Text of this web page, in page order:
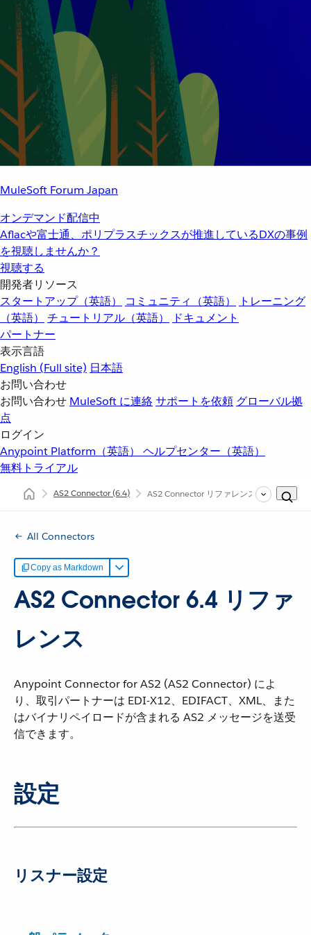
MuleSoft Forum Japan
オンデマンド配信中
Aflacや富士通、ポリプラスチックスが推進しているDXの事例
を視聴しませんか？
視聴する
開発者リソース
スタートアップ（英語）
コミュニティ（英語）
トレーニング
（英語）
チュートリアル（英語）
ドキュメント
パートナー
表示言語
English (Full site) 日本語
お問い合わせ
お問い合わせ MuleSoft に連絡サポートを依頼 グローバル拠
点
ログイン
Anypoint Platform（英語） ヘルプセンター（英語）
無料トライアル
AS2 Connector(6.4) AS2 Connector リファレンス
All Connectors
Copy as Markdown
AS2 Connector 6.4 リファ
レンス
Anypoint Connector for AS2 (AS2 Connector) によ
り、取引パートナーは EDI-X12、EDIFACT、XML、また
はバイナリペイロードが含まれる AS2 メッセージを送受
信できます。
設定
リスナー設定